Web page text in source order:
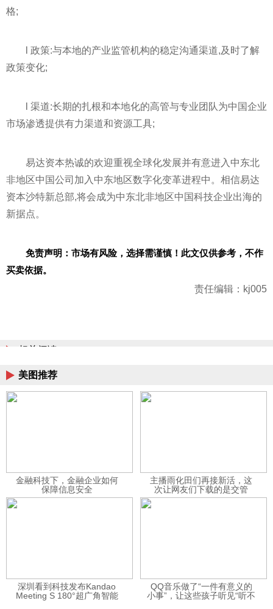
格;
l 政策:与本地的产业监管机构的稳定沟通渠道,及时了解
政策变化;
l 渠道:长期的扎根和本地化的高管与专业团队为中国企业
市场渗透提供有力渠道和资源工具;
易达资本热诚的欢迎重视全球化发展并有意进入中东北
非地区中国公司加入中东地区数字化变革进程中。相信易达
资本沙特新总部,将会成为中东北非地区中国科技企业出海的
新据点。
免责声明：市场有风险，选择需谨慎！此文仅供参考，不作
买卖依据。
责任编辑：kj005
相关阅读
美图推荐
金融科技下，金融企业如何
保障信息安全
主播雨化田们再接新活，这
次让网友们下载的是交管
12123APP
深圳看到科技发布Kandao
Meeting S 180°超广角智能
QQ音乐做了“一件有意义的
小事”，让这些孩子听见“听不